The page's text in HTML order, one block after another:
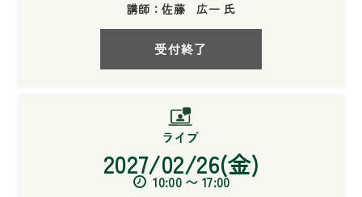
講師：佐藤 広一 氏
受付終了
2027/02/26(金)
10:00 〜 17:00